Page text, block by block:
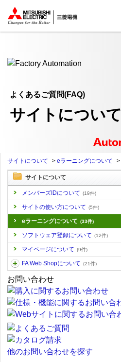
ここから本文
よくあるご質問(FAQ)
サイトについて
サイトについて > eラーニングについて >
サイトについて
メンバーズIDについて (19件)
サイトの使い方について (5件)
eラーニングについて (33件)
ソフトウェア登録について (12件)
マイページについて (9件)
FA Web Shopについて (21件)
お問い合わせ
他のお問い合わせを探す